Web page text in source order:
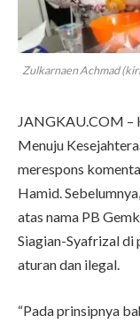
Zulkarnaen Achmad
JANGKAU.COM –
Menuju
merespons
Hamid.
atas nama PB
Siagian-Syafrizal di
aturan dan ilegal.
“Pada prinsipnya